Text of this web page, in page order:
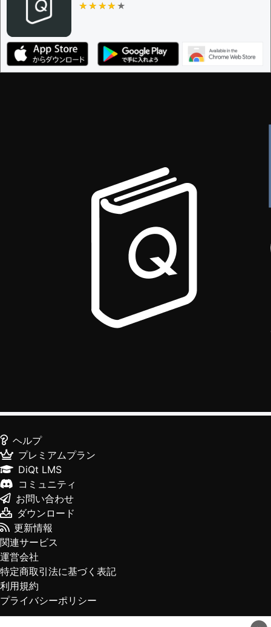
編集ガイドライン
★★★★★
★★★★★
ヘルプ
プレミアムプラン
DiQt LMS
コミュニティ
お問い合わせ
ダウンロード
更新情報
関連サービス
運営会社
特定商取引法に基づく表記
利用規約
プライバシーポリシー